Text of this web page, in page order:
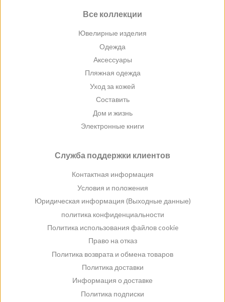
Все коллекции
Ювелирные изделия
Одежда
Аксессуары
Пляжная одежда
Уход за кожей
Составить
Дом и жизнь
Электронные книги
Служба поддержки клиентов
Контактная информация
Условия и положения
Юридическая информация (Выходные данные)
политика конфиденциальности
Политика использования файлов cookie
Право на отказ
Политика возврата и обмена товаров
Политика доставки
Информация о доставке
Политика подписки